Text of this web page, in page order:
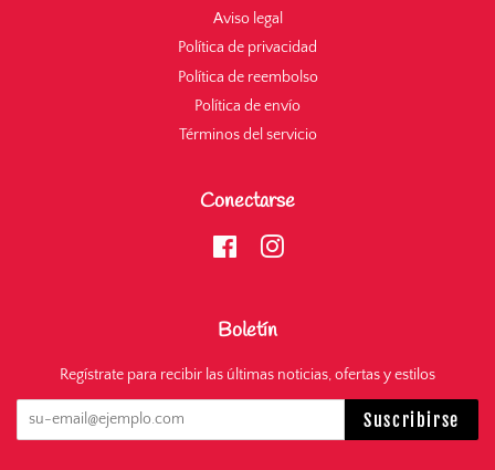
Aviso legal
Política de privacidad
Política de reembolso
Política de envío
Términos del servicio
Conectarse
FacebookInstagram
Boletín
Regístrate para recibir las últimas noticias, ofertas y estilos
Suscribirse